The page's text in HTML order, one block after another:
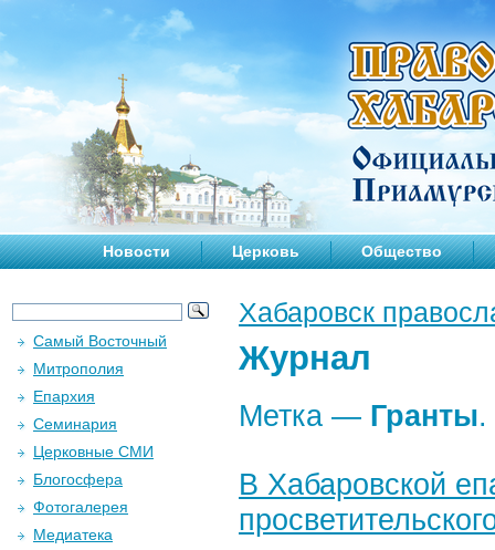
Новости Церковь Общество
Хабаровск
Журнал
Метка — Гранты.
В Хабаровской
Самый Восточный
Митрополия
Епархия
Семинария
Церковные СМИ
Блогосфера
Фотогалерея
Медиатека